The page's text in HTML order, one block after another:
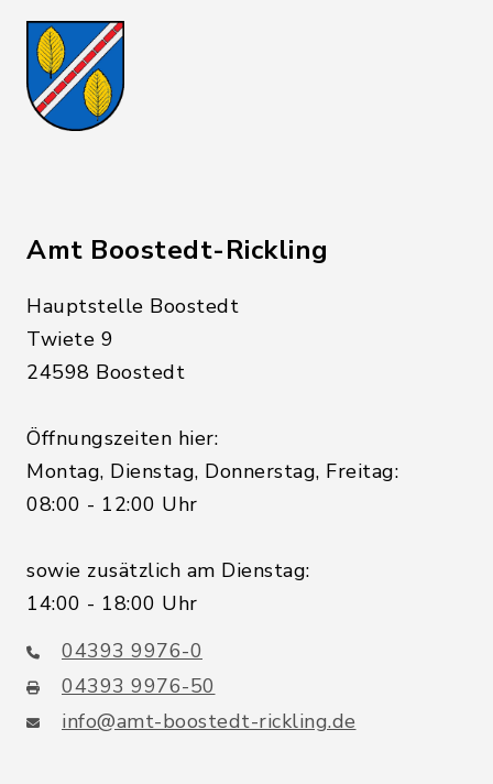
Amt Boostedt-Rickling
Hauptstelle Boostedt
Twiete 9
24598 Boostedt
Öffnungszeiten hier:
Montag, Dienstag, Donnerstag, Freitag:
08:00 - 12:00 Uhr
sowie zusätzlich am Dienstag:
14:00 - 18:00 Uhr
04393 9976-0
04393 9976-50
info@amt-boostedt-rickling.de